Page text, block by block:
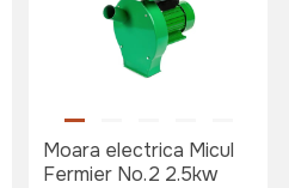
Moara electrica Micul
Fermier No.2 2.5kw